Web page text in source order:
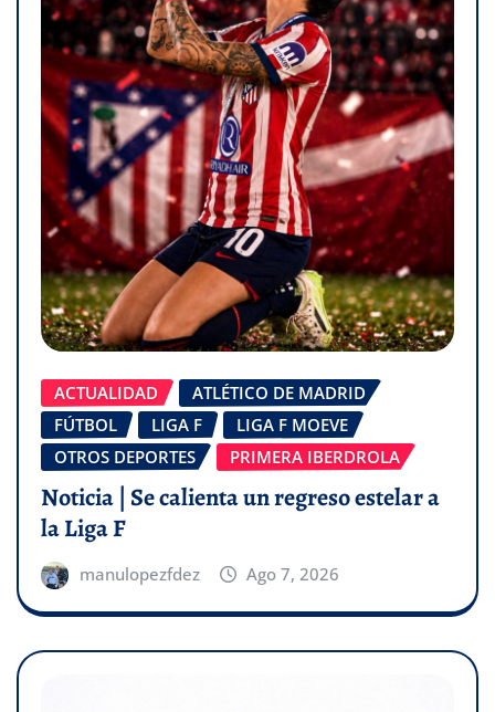
ACTUALIDAD
ATLÉTICO DE MADRID
FÚTBOL
LIGA F
LIGA F MOEVE
OTROS DEPORTES
PRIMERA IBERDROLA
Noticia | Se calienta un regreso estelar a
la Liga F
manulopezfdez Ago 7, 2026